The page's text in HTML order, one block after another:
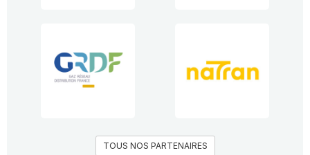
TOUS NOS PARTENAIRES